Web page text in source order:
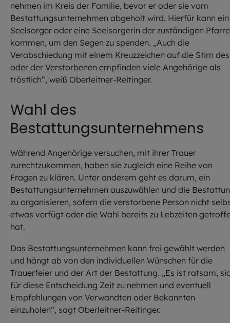
nehmen im Kreis der Familie, bevor er oder sie vom
Bestattungsunternehmen abgeholt wird. Hierfür kann ein
Seelsorger oder eine Seelsorgerin der zuständigen
kommen, um den Segen zu spenden. „Auch die
Verabschiedung mit einem Kreuzzeichen auf die Stirn des
oder der Verstorbenen empfinden viele Angehörige als
tröstlich“, weiß Oberleitner-Reitinger.
Wahl des
Bestattungsunternehmens
Während Angehörige versuchen, mit ihrer Trauer
zurechtzukommen, haben sie zugleich eine Reihe von
Fragen zu klären. Unter anderem geht es darum, ein
Bestattungsunternehmen auszuwählen und die
zu organisieren, sofern die verstorbene Person nicht
etwas verfügt oder die Wahl bereits zu Lebzeiten
hat.
Das Bestattungsunternehmen kann frei gewählt werden
und hängt ab von den individuellen Wünschen für die
Trauerfeier und der Art der Bestattung. „Es ist ratsam,
für diese Entscheidung Zeit zu nehmen und eventuell
Empfehlungen von Verwandten oder Bekannten
einzuholen“, sagt Oberleitner-Reitinger.